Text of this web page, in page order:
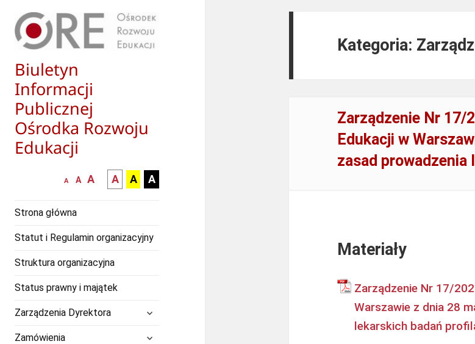
Biuletyn
Informacji
Publicznej
Ośrodka Rozwoju
Edukacji
mniejsza
A
normalna
A
większa-
czcionka
A
kontrast
czarny
białym
A
kontrast
czarny
zółtym
A
kontrast
żółty
A
Strona główna
Statut i Regulamin organizacyjny
Struktura organizacyjna
Status prawny i majątek
Zarządzenia Dyrektora
rozwiń
menu
Zamówienia
Kategoria:
Zarządzenie Nr 17/
Edukacji w
zasad
Materiały
Zarządzenie Nr 17/
Warszawie z dnia 28
lekarskich badań